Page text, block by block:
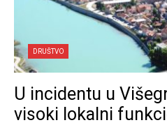
DRUŠTVO
U incidentu u
visoki lokalni